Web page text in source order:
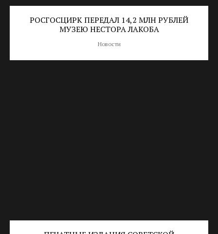
РОСГОСЦИРК ПЕРЕДАЛ 14,2 МЛН РУБЛЕЙ
МУЗЕЮ НЕСТОРА ЛАКОБА
Новости